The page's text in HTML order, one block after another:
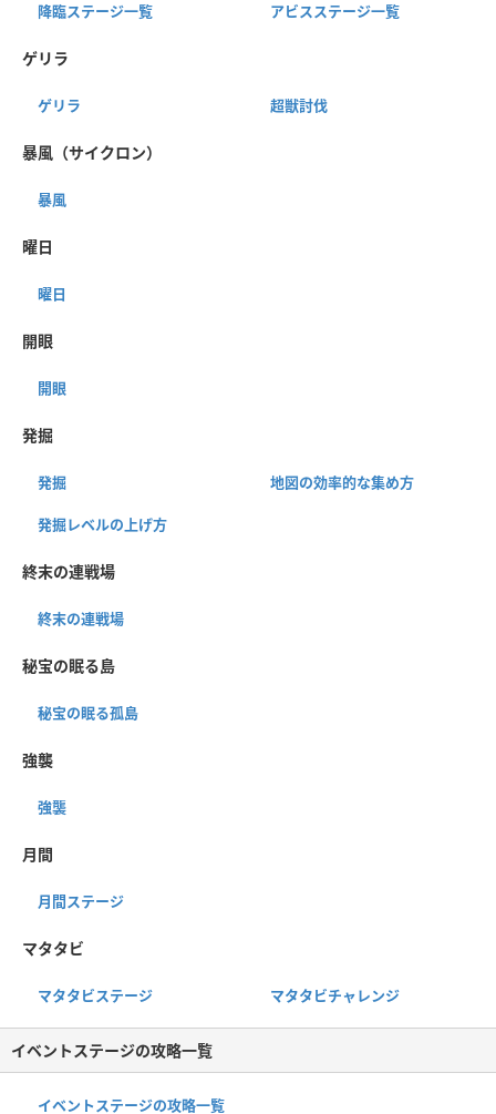
降臨ステージ一覧 アビスステージ一覧
ゲリラ
ゲリラ 超獣討伐
暴風（サイクロン）
暴風
曜日
曜日
開眼
開眼
発掘
発掘 地図の効率的な集め方
発掘レベルの上げ方
終末の連戦場
終末の連戦場
秘宝の眠る島
秘宝の眠る孤島
強襲
強襲
月間
月間ステージ
マタタビ
マタタビステージ マタタビチャレンジ
イベントステージの攻略一覧
イベントステージの攻略一覧